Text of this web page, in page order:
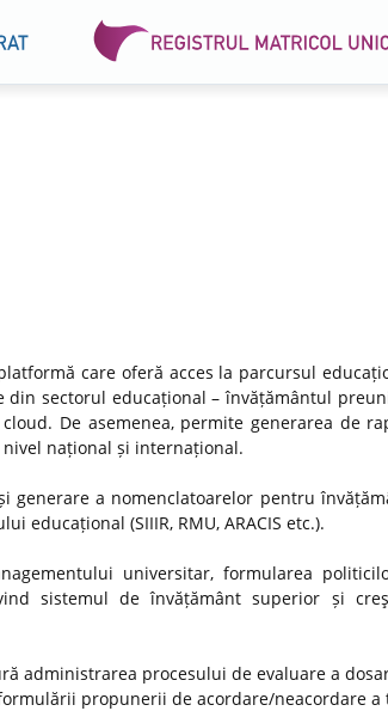
care oferă acces la parcursul
sectorul educațional – învățământul
De asemenea, permite generarea de
național și internațional.
generare a nomenclatoarelor pentru
educațional (SIIIR, RMU, ARACIS etc.).
universitar, formularea
sistemul de învățământ superior și
administrarea procesului de evaluare a
propunerii de acordare/neacordare